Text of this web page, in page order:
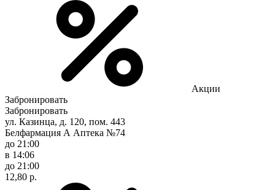
Акции
Забронировать
Забронировать
ул. Казинца, д. 120, пом. 443
Белфармация А Аптека №74
до 21:00
в 14:06
до 21:00
12,80 р.